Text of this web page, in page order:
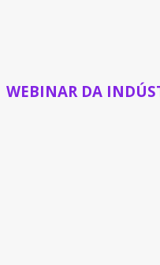
WEBINAR DA